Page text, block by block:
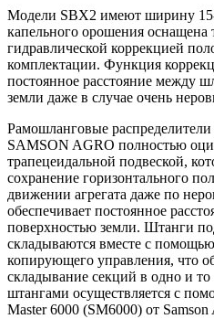
Модели SBX2 имеют ширину
капельного орошения оснащена
гидравлической коррекцией
комплектации. Функция
постоянное расстояние между
земли даже в случае очень
Рамошланговые
SAMSON AGRO полностью
трапецеидальной подвеской,
сохранение горизонтального
движении агрегата даже по
обеспечивает постоянное
поверхностью земли. Штанги
складываются вместе с
копирующего управления, что
складывание секций в одно и
штангами осуществляется с
Master 6000 (SM6000) от